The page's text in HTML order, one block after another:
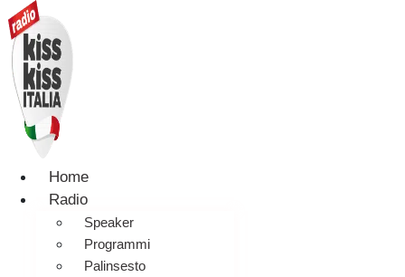
Home
Radio
Speaker
Programmi
Palinsesto